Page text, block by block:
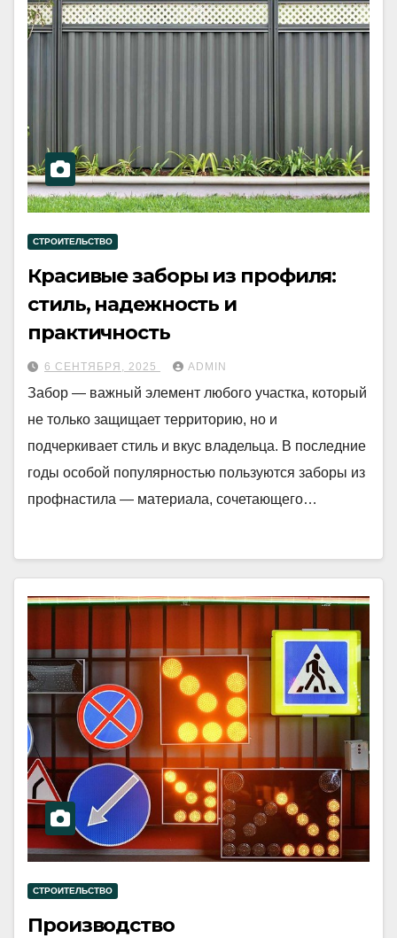
СТРОИТЕЛЬСТВО
Красивые заборы из профиля:
стиль, надежность и
практичность
6 СЕНТЯБРЯ, 2025 ADMIN
Забор — важный элемент любого участка, который
не только защищает территорию, но и
подчеркивает стиль и вкус владельца. В последние
годы особой популярностью пользуются заборы из
профнастила — материала, сочетающего…
СТРОИТЕЛЬСТВО
Производство